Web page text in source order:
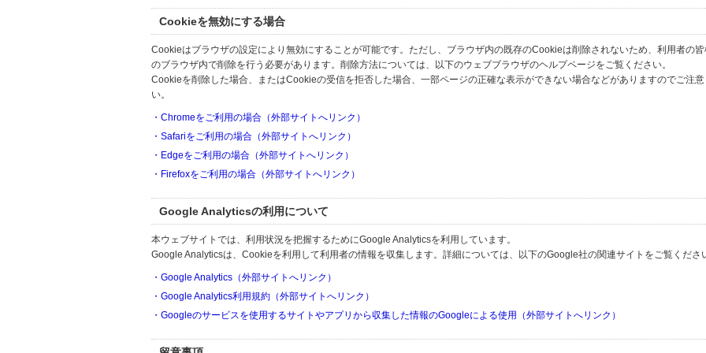
Cookieを無効にする場合
Cookieはブラウザの設定により無効にすることが可能です。ただし、ブラウザ内の既存のCookieは削除されないため、利用者の
のブラウザ内で削除を行う必要があります。削除方法については、以下のウェブブラウザのヘルプページをご覧ください。
Cookieを削除した場合、またはCookieの受信を拒否した場合、一部ページの正確な表示ができない場合などがありますのでご注意
い。
・Chromeをご利用の場合（外部サイトへリンク）
・Safariをご利用の場合（外部サイトへリンク）
・Edgeをご利用の場合（外部サイトへリンク）
・Firefoxをご利用の場合（外部サイトへリンク）
Google Analyticsの利用について
本ウェブサイトでは、利用状況を把握するためにGoogle Analyticsを利用しています。
Google Analyticsは、Cookieを利用して利用者の情報を収集します。詳細については、以下のGoogle社の関連サイトをご覧くださ
・Google Analytics（外部サイトへリンク）
・Google Analytics利用規約（外部サイトへリンク）
・Googleのサービスを使用するサイトやアプリから収集した情報のGoogleによる使用（外部サイトへリンク）